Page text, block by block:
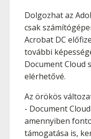
Dolgozhat az
csak
Acrobat DC
további
Document Cloud
elérhetővé.
Az örökös
- Document
amennyiben
támogatása is,